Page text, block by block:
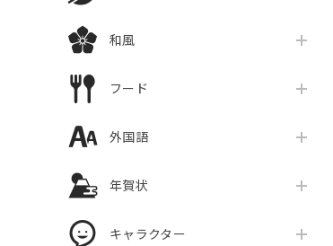
和風
フード
外国語
年賀状
キャラクター